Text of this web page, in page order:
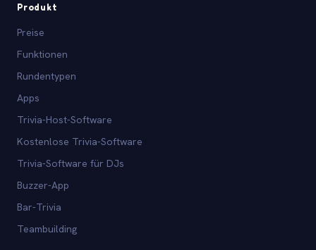
Produkt
Preise
Funktionen
Rundentypen
Apps
Trivia-Host-Software
Kostenlose Trivia-Software
Trivia-Software für DJs
Buzzer-App
Bar-Trivia
Teambuilding